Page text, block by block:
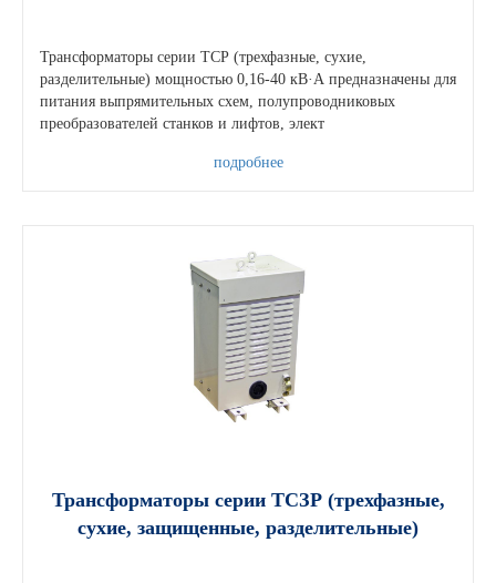
Трансформаторы серии ТСР (трехфазные, сухие,
разделительные) мощностью 0,16-40 кВ·А предназначены для
питания выпрямительных схем, полупроводниковых
преобразователей станков и лифтов, элект
подробнее
Трансформаторы серии ТСЗР (трехфазные,
сухие, защищенные, разделительные)